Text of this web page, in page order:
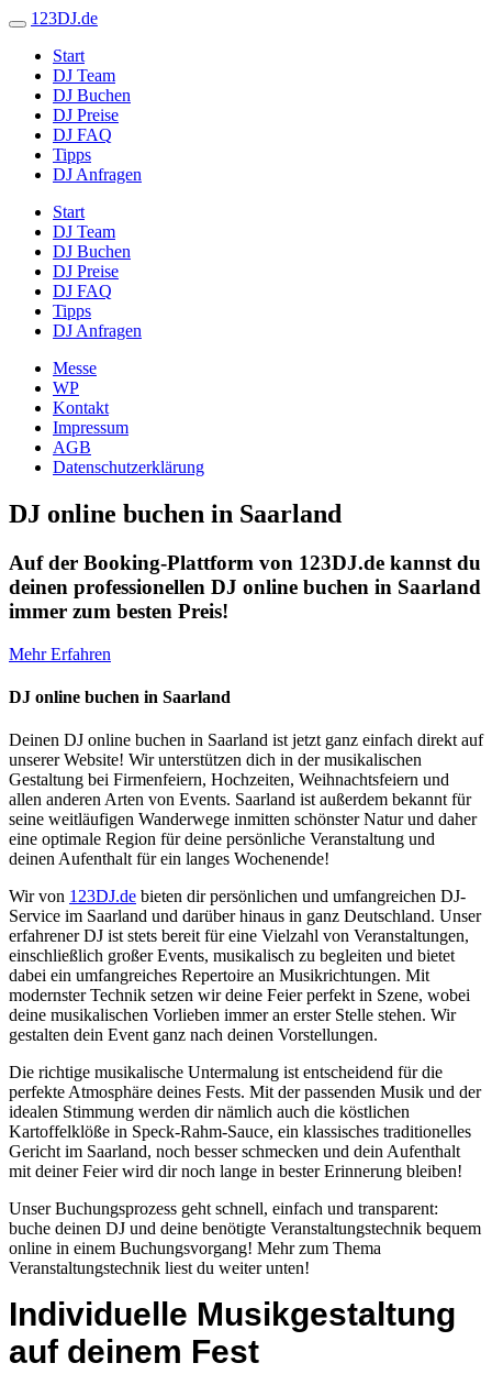
123DJ.de
Start
DJ Team
DJ Buchen
DJ Preise
DJ FAQ
Tipps
DJ Anfragen
Start
DJ Team
DJ Buchen
DJ Preise
DJ FAQ
Tipps
DJ Anfragen
Messe
WP
Kontakt
Impressum
AGB
Datenschutzerklärung
DJ online buchen in Saarland
Auf der Booking-Plattform von 123DJ.de kannst du
deinen professionellen DJ online buchen in Saarland
immer zum besten Preis!
Mehr Erfahren
DJ online buchen in Saarland
Deinen DJ online buchen in Saarland ist jetzt ganz einfach direkt auf
unserer Website! Wir unterstützen dich in der musikalischen
Gestaltung bei Firmenfeiern, Hochzeiten, Weihnachtsfeiern und
allen anderen Arten von Events. Saarland ist außerdem bekannt für
seine weitläufigen Wanderwege inmitten schönster Natur und daher
eine optimale Region für deine persönliche Veranstaltung und
deinen Aufenthalt für ein langes Wochenende!
Wir von 123DJ.de bieten dir persönlichen und umfangreichen DJ-
Service im Saarland und darüber hinaus in ganz Deutschland. Unser
erfahrener DJ ist stets bereit für eine Vielzahl von Veranstaltungen,
einschließlich großer Events, musikalisch zu begleiten und bietet
dabei ein umfangreiches Repertoire an Musikrichtungen. Mit
modernster Technik setzen wir deine Feier perfekt in Szene, wobei
deine musikalischen Vorlieben immer an erster Stelle stehen. Wir
gestalten dein Event ganz nach deinen Vorstellungen.
Die richtige musikalische Untermalung ist entscheidend für die
perfekte Atmosphäre deines Fests. Mit der passenden Musik und der
idealen Stimmung werden dir nämlich auch die köstlichen
Kartoffelklöße in Speck-Rahm-Sauce, ein klassisches traditionelles
Gericht im Saarland, noch besser schmecken und dein Aufenthalt
mit deiner Feier wird dir noch lange in bester Erinnerung bleiben!
Unser Buchungsprozess geht schnell, einfach und transparent:
buche deinen DJ und deine benötigte Veranstaltungstechnik bequem
online in einem Buchungsvorgang! Mehr zum Thema
Veranstaltungstechnik liest du weiter unten!
Individuelle Musikgestaltung
auf deinem Fest